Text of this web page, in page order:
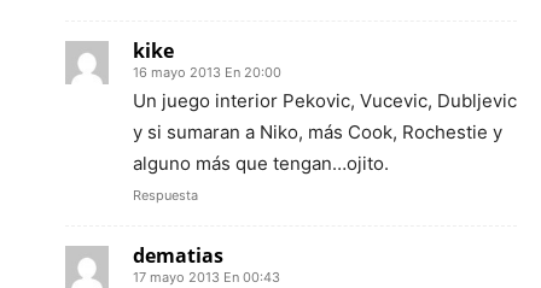
kike
16 mayo 2013 En 20:00
Un juego interior Pekovic, Vucevic, Dubljevic
y si sumaran a Niko, más Cook, Rochestie y
alguno más que tengan…ojito.
Respuesta
dematias
17 mayo 2013 En 00:43